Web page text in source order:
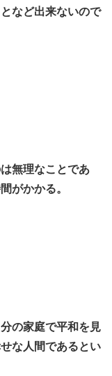
など出来ないので
無理なことであ
がかかる。
の家庭で平和を見
な人間であるとい